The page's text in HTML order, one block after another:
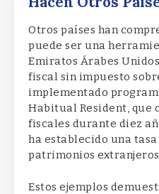
Otros países han
puede ser una
Emiratos Árabes
fiscal sin impuesto
implementado
Habitual Resident, que
fiscales durante diez
ha establecido una
patrimonios
Estos ejemplos